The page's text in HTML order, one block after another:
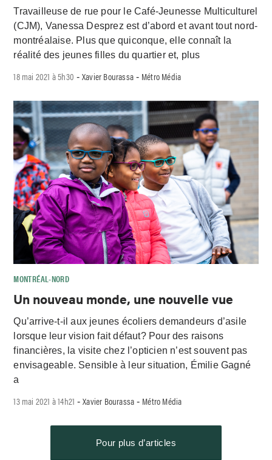
Travailleuse de rue pour le Café-Jeunesse Multiculturel
(CJM), Vanessa Desprez est d’abord et avant tout nord-
montréalaise. Plus que quiconque, elle connaît la
réalité des jeunes filles du quartier et, plus
18 mai 2021 à 5h30 -Xavier Bourassa - Métro Média
MONTRÉAL-NORD
Un nouveau monde, une nouvelle vue
Qu’arrive-t-il aux jeunes écoliers demandeurs d’asile
lorsque leur vision fait défaut? Pour des raisons
financières, la visite chez l’opticien n’est souvent pas
envisageable. Sensible à leur situation, Émilie Gagné
a
13 mai 2021 à 14h21 -Xavier Bourassa - Métro Média
Pour plus d’articles